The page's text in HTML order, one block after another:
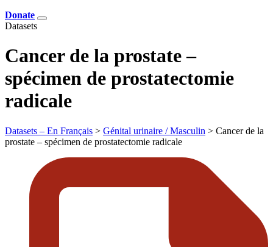
Donate
Datasets
Cancer de la prostate –
spécimen de prostatectomie
radicale
Datasets – En Français > Génital urinaire / Masculin > Cancer de la
prostate – spécimen de prostatectomie radicale